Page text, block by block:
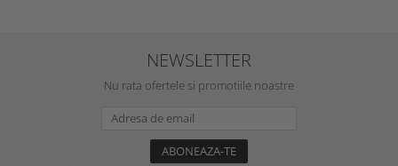
NEWSLETTER
Nu rata ofertele si promotiile noastre